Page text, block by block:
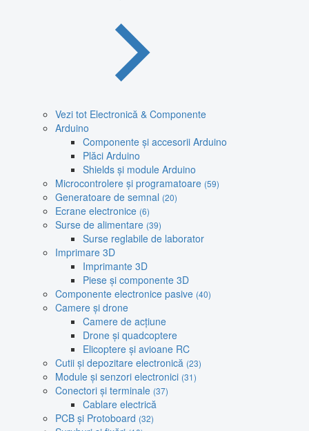
Vezi tot Electronică & Componente
Arduino
Componente și accesorii Arduino
Plăci Arduino
Shields și module Arduino
Microcontrolere și programatoare (59)
Generatoare de semnal (20)
Ecrane electronice (6)
Surse de alimentare (39)
Surse reglabile de laborator
Imprimare 3D
Imprimante 3D
Piese și componente 3D
Componente electronice pasive (40)
Camere și drone
Camere de acțiune
Drone și quadcoptere
Elicoptere și avioane RC
Cutii și depozitare electronică (23)
Module și senzori electronici (31)
Conectori și terminale (37)
Cablare electrică
PCB și Protoboard (32)